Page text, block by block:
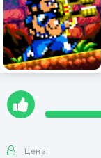
Цена: